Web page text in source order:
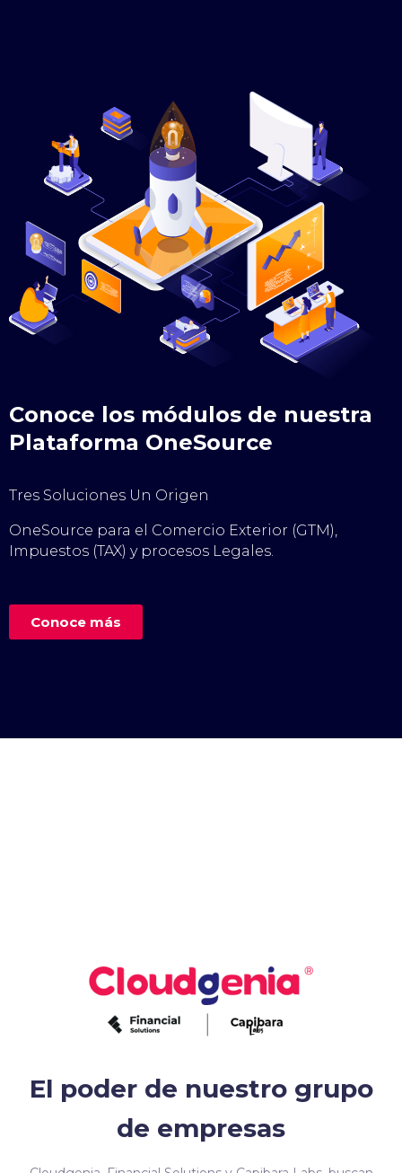
Conoce los módulos de nuestra
Plataforma OneSource
Tres Soluciones Un Origen
OneSource para el Comercio Exterior (GTM),
Impuestos (TAX) y procesos Legales.
Conoce más
El poder de nuestro grupo
de empresas